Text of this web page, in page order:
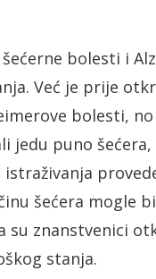
bolesti i
Već je prije
bolesti,
jedu puno
šećera mogle
su znanstvenici
stanja.